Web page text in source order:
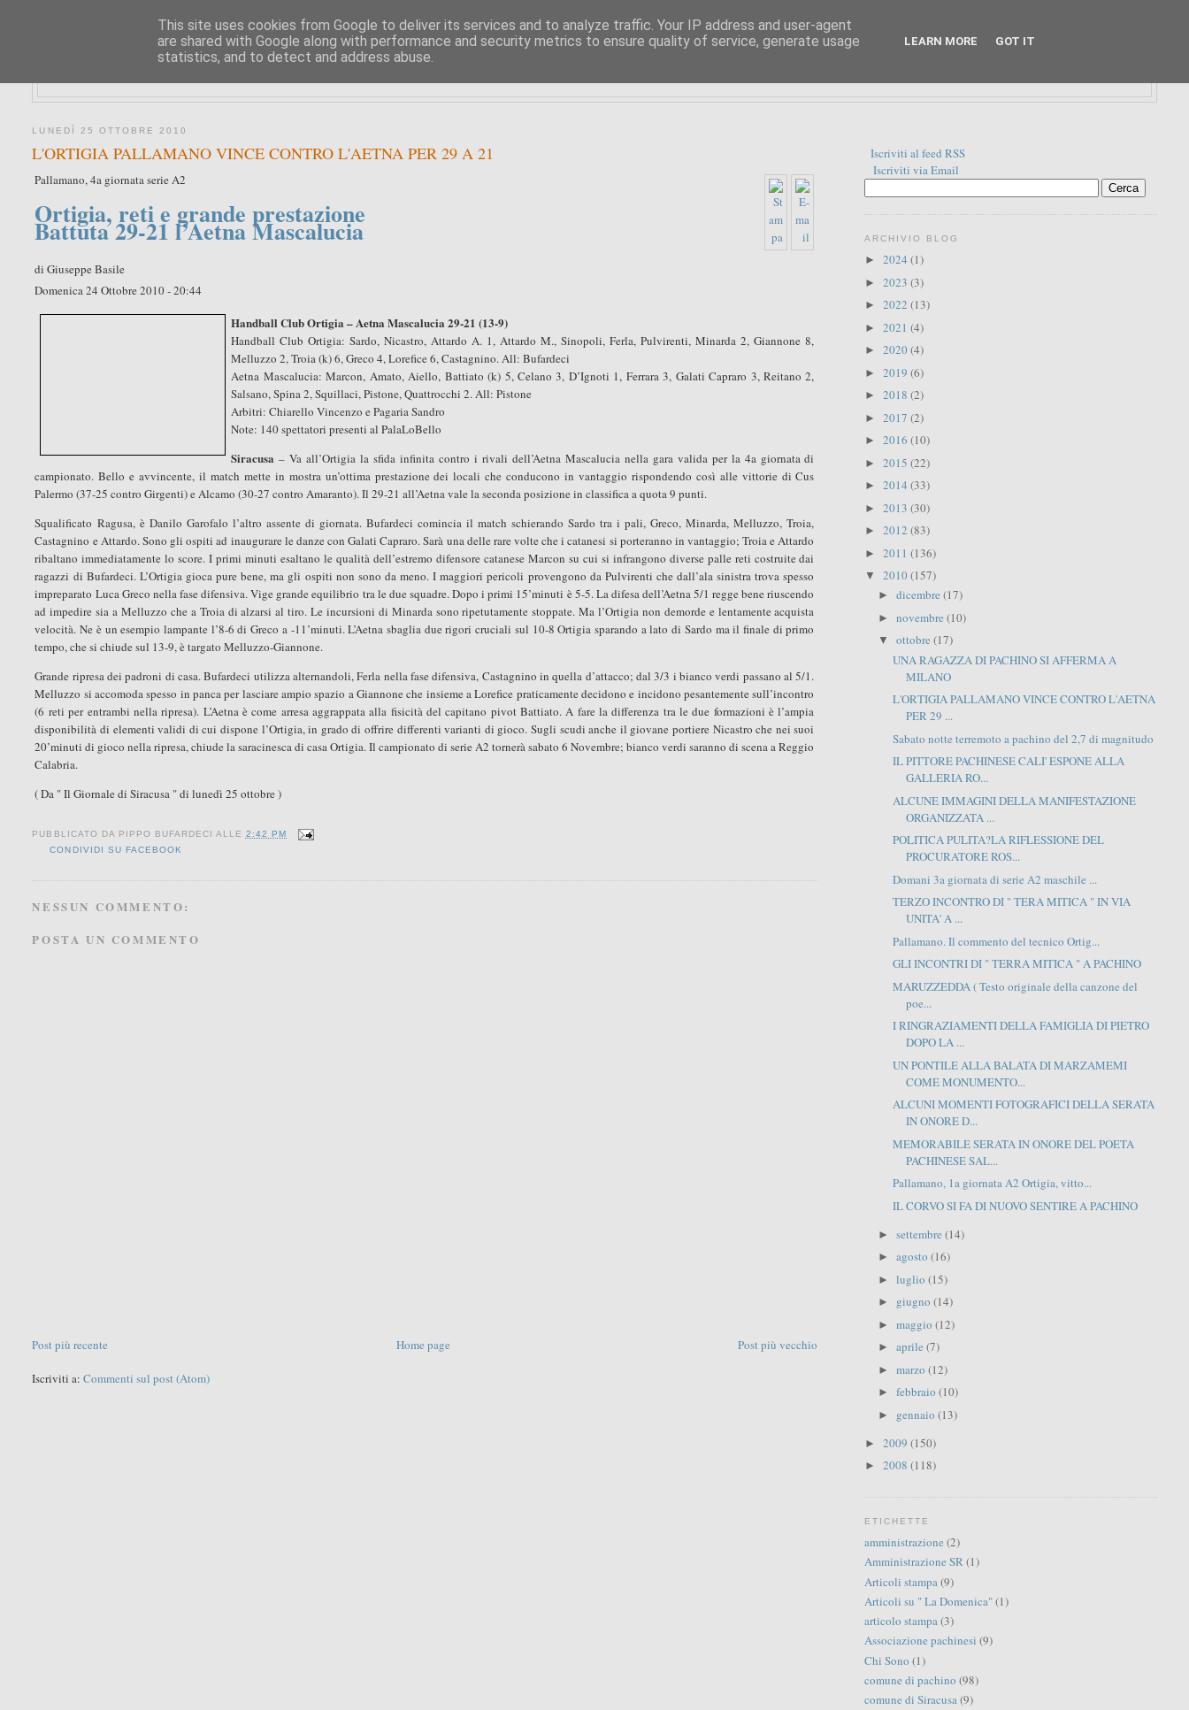
PIPPO BUFARDECI
LUNEDÌ 25 OTTOBRE 2010
L'ORTIGIA PALLAMANO VINCE CONTRO L'AETNA PER 29 A 21
Pallamano, 4a giornata serie A2
Ortigia, reti e grande prestazione
Battuta 29-21 l’Aetna Mascalucia
di Giuseppe Basile
Domenica 24 Ottobre 2010 - 20:44
Handball Club Ortigia – Aetna Mascalucia 29-21 (13-9)
Handball Club Ortigia: Sardo, Nicastro, Attardo A. 1, Attardo M., Sinopoli, Ferla, Pulvirenti, Minarda 2, Giannone 8,
Melluzzo 2, Troia (k) 6, Greco 4, Lorefice 6, Castagnino. All: Bufardeci
Aetna Mascalucia: Marcon, Amato, Aiello, Battiato (k) 5, Celano 3, D’Ignoti 1, Ferrara 3, Galati Capraro 3, Reitano 2,
Salsano, Spina 2, Squillaci, Pistone, Quattrocchi 2. All: Pistone
Arbitri: Chiarello Vincenzo e Pagaria Sandro
Note: 140 spettatori presenti al PalaLoBello
Siracusa – Va all’Ortigia la sfida infinita contro i rivali dell’Aetna Mascalucia nella gara valida per la 4a giornata di
campionato. Bello e avvincente, il match mette in mostra un’ottima prestazione dei locali che conducono in vantaggio rispondendo così alle vittorie di Cus
Palermo (37-25 contro Girgenti) e Alcamo (30-27 contro Amaranto). Il 29-21 all’Aetna vale la seconda posizione in classifica a quota 9 punti.
Squalificato Ragusa, è Danilo Garofalo l’altro assente di giornata. Bufardeci comincia il match schierando Sardo tra i pali, Greco, Minarda, Melluzzo, Troia,
Castagnino e Attardo. Sono gli ospiti ad inaugurare le danze con Galati Capraro. Sarà una delle rare volte che i catanesi si porteranno in vantaggio; Troia e Attardo
ribaltano immediatamente lo score. I primi minuti esaltano le qualità dell’estremo difensore catanese Marcon su cui si infrangono diverse palle reti costruite dai
ragazzi di Bufardeci. L’Ortigia gioca pure bene, ma gli ospiti non sono da meno. I maggiori pericoli provengono da Pulvirenti che dall’ala sinistra trova spesso
impreparato Luca Greco nella fase difensiva. Vige grande equilibrio tra le due squadre. Dopo i primi 15’minuti è 5-5. La difesa dell’Aetna 5/1 regge bene riuscendo
ad impedire sia a Melluzzo che a Troia di alzarsi al tiro. Le incursioni di Minarda sono ripetutamente stoppate. Ma l’Ortigia non demorde e lentamente acquista
velocità. Ne è un esempio lampante l’8-6 di Greco a -11’minuti. L’Aetna sbaglia due rigori cruciali sul 10-8 Ortigia sparando a lato di Sardo ma il finale di primo
tempo, che si chiude sul 13-9, è targato Melluzzo-Giannone.
Grande ripresa dei padroni di casa. Bufardeci utilizza alternandoli, Ferla nella fase difensiva, Castagnino in quella d’attacco; dal 3/3 i bianco verdi passano al 5/1.
Melluzzo si accomoda spesso in panca per lasciare ampio spazio a Giannone che insieme a Lorefice praticamente decidono e incidono pesantemente sull’incontro
(6 reti per entrambi nella ripresa). L’Aetna è come arresa aggrappata alla fisicità del capitano pivot Battiato. A fare la differenza tra le due formazioni è l’ampia
disponibilità di elementi validi di cui dispone l’Ortigia, in grado di offrire differenti varianti di gioco. Sugli scudi anche il giovane portiere Nicastro che nei suoi
20’minuti di gioco nella ripresa, chiude la saracinesca di casa Ortigia. Il campionato di serie A2 tornerà sabato 6 Novembre; bianco verdi saranno di scena a Reggio
Calabria.
( Da " Il Giornale di Siracusa " di lunedì 25 ottobre )
PUBBLICATO DA PIPPO BUFARDECI ALLE 2:42 PM
CONDIVIDI SU FACEBOOK
NESSUN COMMENTO:
POSTA UN COMMENTO
Post più recente Post più vecchio
Home page
Iscriviti a:Commenti sul post (Atom)
Iscriviti al feed RSS
Iscriviti via Email
ARCHIVIO BLOG
► 2024 (1)
► 2023 (3)
► 2022 (13)
► 2021 (4)
► 2020 (4)
► 2019 (6)
► 2018 (2)
► 2017 (2)
► 2016 (10)
► 2015 (22)
► 2014 (33)
► 2013 (30)
► 2012 (83)
► 2011 (136)
▼ 2010 (157)
►dicembre(17)
►novembre(10)
▼ottobre(17)
UNA RAGAZZA DI PACHINO SI AFFERMA A
MILANO
L'ORTIGIA PALLAMANO VINCE CONTRO L'AETNA
PER 29 ...
Sabato notte terremoto a pachino del 2,7 di magnitudo
IL PITTORE PACHINESE CALI' ESPONE ALLA
GALLERIA RO...
ALCUNE IMMAGINI DELLA MANIFESTAZIONE
ORGANIZZATA ...
POLITICA PULITA?LA RIFLESSIONE DEL
PROCURATORE ROS...
Domani 3a giornata di serie A2 maschile ...
TERZO INCONTRO DI " TERA MITICA " IN VIA
UNITA' A ...
Pallamano. Il commento del tecnico Ortig...
GLI INCONTRI DI " TERRA MITICA " A PACHINO
MARUZZEDDA ( Testo originale della canzone del
poe...
I RINGRAZIAMENTI DELLA FAMIGLIA DI PIETRO
DOPO LA ...
UN PONTILE ALLA BALATA DI MARZAMEMI
COME MONUMENTO...
ALCUNI MOMENTI FOTOGRAFICI DELLA SERATA
IN ONORE D...
MEMORABILE SERATA IN ONORE DEL POETA
PACHINESE SAL...
Pallamano, 1a giornata A2 Ortigia, vitto...
IL CORVO SI FA DI NUOVO SENTIRE A PACHINO
►settembre(14)
►agosto(16)
►luglio(15)
► giugno(14)
►maggio(12)
►aprile(7)
►marzo(12)
►febbraio(10)
► gennaio(13)
► 2009 (150)
► 2008 (118)
ETICHETTE
amministrazione (2)
Amministrazione SR(1)
Articoli stampa(9)
Articoli su " La Domenica"(1)
articolo stampa(3)
Associazione pachinesi (9)
Chi Sono (1)
comune di pachino (98)
comune di Siracusa(9)
This site uses cookies from Google to deliver its services and to analyze traffic. Your IP address and user-agent
are shared with Google along with performance and security metrics to ensure quality of service, generate usage
statistics, and to detect and address abuse.
LEARN MORE GOT IT